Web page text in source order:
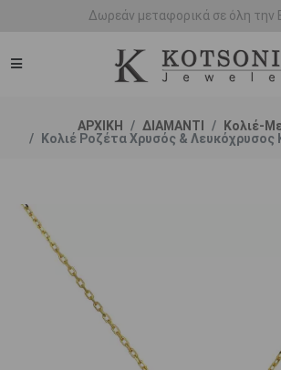
Άμεση παράδοση - Δικαίωμα
ΑΡΧΙΚΗ ΔΙΑΜΑΝΤΙ
Κολιέ-
Κολιέ Ροζέτα Χρυσός & Λευκόχρυσος